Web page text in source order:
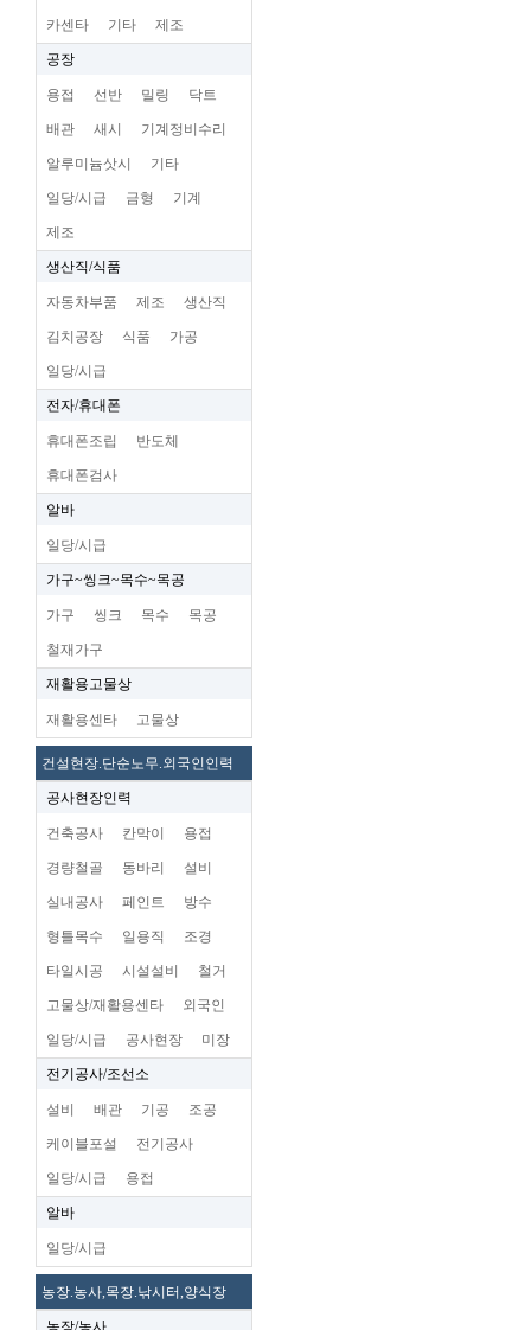
카센타 기타 제조
공장
용접 선반 밀링 닥트
배관 새시 기계정비수리
알루미늄삿시 기타
일당/시급 금형 기계
제조
생산직/식품
자동차부품 제조 생산직
김치공장 식품 가공
일당/시급
전자/휴대폰
휴대폰조립 반도체
휴대폰검사
알바
일당/시급
가구~씽크~목수~목공
가구 씽크 목수 목공
철재가구
재활용고물상
재활용센타 고물상
건설현장.단순노무.외국인인력
공사현장인력
건축공사 칸막이 용접
경량철골 동바리 설비
실내공사 페인트 방수
형틀목수 일용직 조경
타일시공 시설설비 철거
고물상/재활용센타 외국인
일당/시급 공사현장 미장
전기공사/조선소
설비 배관 기공 조공
케이블포설 전기공사
일당/시급 용접
알바
일당/시급
농장.농사,목장.낚시터,양식장
농장/농사